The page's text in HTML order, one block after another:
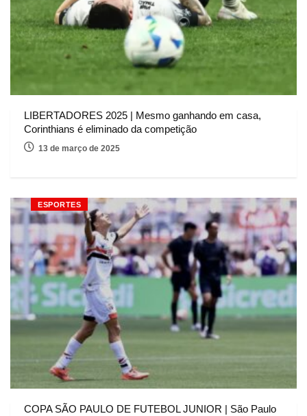
LIBERTADORES 2025 | Mesmo ganhando em casa,
Corinthians é eliminado da competição
13 de março de 2025
ESPORTES
COPA SÃO PAULO DE FUTEBOL JUNIOR | São Paulo